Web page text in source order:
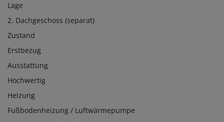
Lage
2. Dachgeschoss (separat)
Zustand
Erstbezug
Ausstattung
Hochwertig
Heizung
Fußbodenheizung / Luftwärmepumpe